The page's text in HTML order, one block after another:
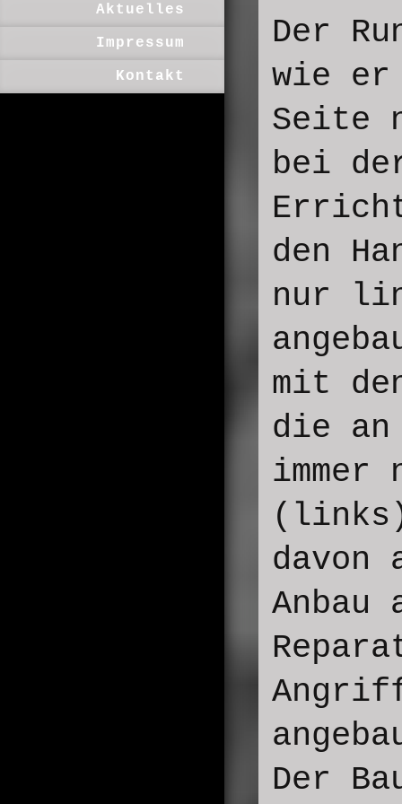
Aktuelles
Impressum
Kontakt
Der
wie er
Seite
bei
den
nur
mit
die an
immer
(links)
davon
Anbau
Der